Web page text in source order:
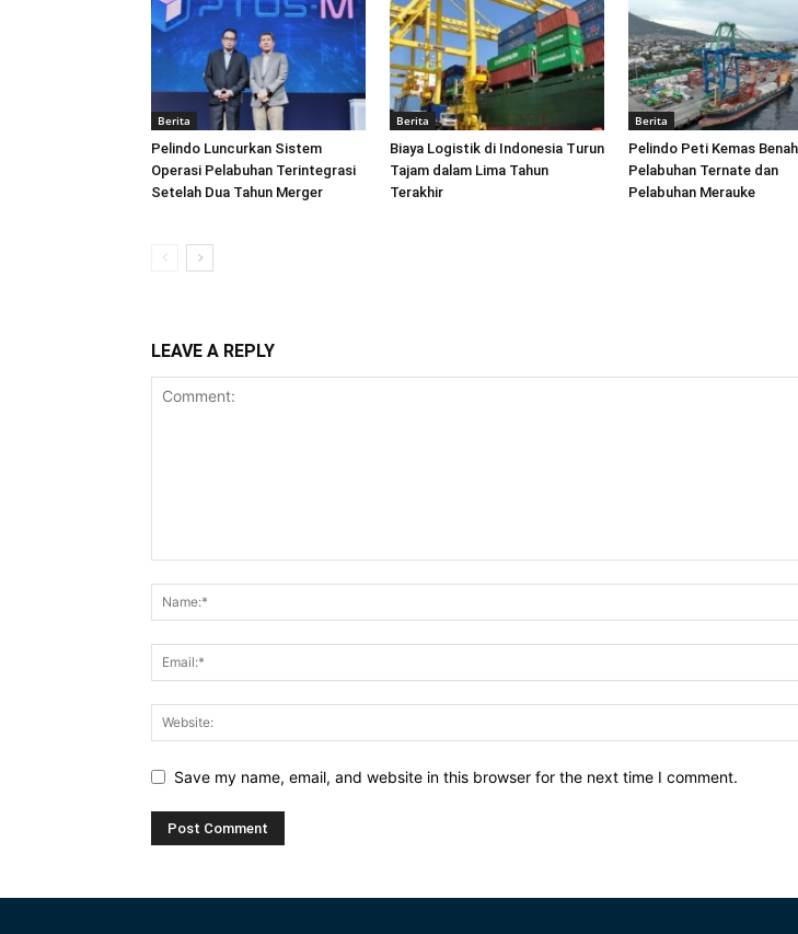
Berita
Pelindo Luncurkan Sistem
Operasi Pelabuhan Terintegrasi
Setelah Dua Tahun Merger
Berita
Biaya Logistik di Indonesia Turun
Tajam dalam Lima Tahun
Terakhir
Berita
Pelindo Peti Kemas
Pelabuhan Ternate dan
Pelabuhan Merauke
LEAVE A REPLY
Save my name, email, and website in this browser for the next time I comment.